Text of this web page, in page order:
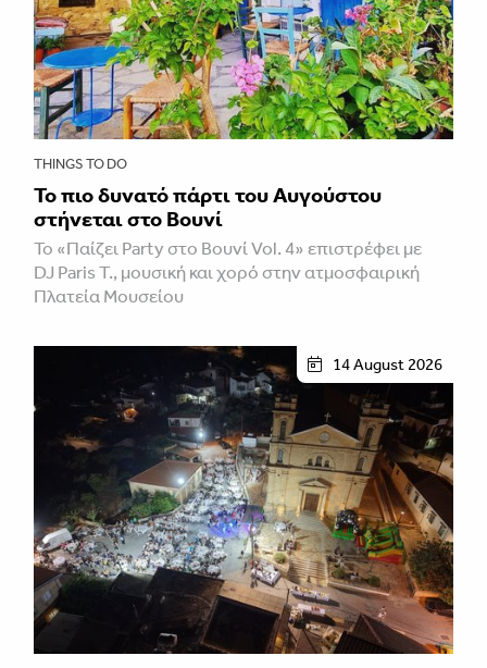
THINGS TO DO
Το πιο δυνατό πάρτι του Αυγούστου
στήνεται στο Βουνί
Το «Παίζει Party στο Βουνί Vol. 4» επιστρέφει με
DJ Paris T., μουσική και χορό στην ατμοσφαιρική
Πλατεία Μουσείου
14 August 2026